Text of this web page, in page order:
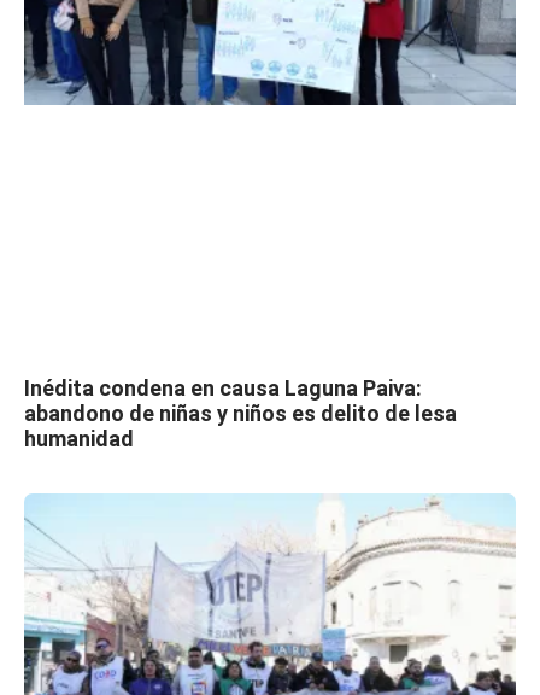
Inédita condena en causa Laguna Paiva:
abandono de niñas y niños es delito de lesa
humanidad